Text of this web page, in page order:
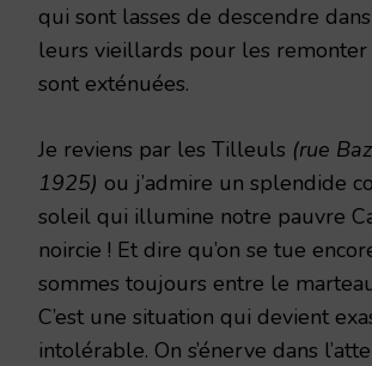
qui sont lasses de descendre
leurs vieillards pour les remonter
sont exténuées.
Je reviens par les Tilleuls (rue
1925) ou j’admire un splendide
soleil qui illumine notre pauvre
noircie ! Et dire qu’on se tue
sommes toujours entre le
C’est une situation qui devient
intolérable. On s’énerve dans